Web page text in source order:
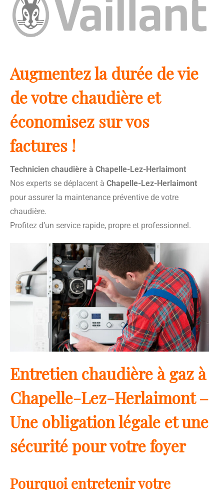
Augmentez la durée de vie
de votre chaudière et
économisez sur vos
factures !
Technicien chaudière à Chapelle-Lez-Herlaimont
Nos experts se déplacent à Chapelle-Lez-Herlaimont
pour assurer la maintenance préventive de votre
chaudière.
Profitez d’un service rapide, propre et professionnel.
Entretien chaudière à gaz à
Chapelle-Lez-Herlaimont –
Une obligation légale et une
sécurité pour votre foyer
Pourquoi entretenir votre